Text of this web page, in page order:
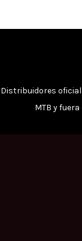
Distribuidores
MTB y